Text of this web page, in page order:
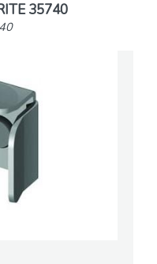
35740